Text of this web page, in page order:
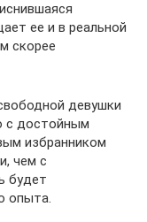
ее и в реальной
скорее
девушки
с достойным
избранником
чем с
будет
опыта.